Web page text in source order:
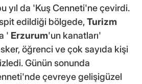
yıl da 'Kuş Cenneti'ne çevirdi.
edildiği bölgede,Turizm
' Erzurum'un kanatları'
öğrenci ve çok sayıda kişi
Günün sonunda
çevreye gelişigüzel